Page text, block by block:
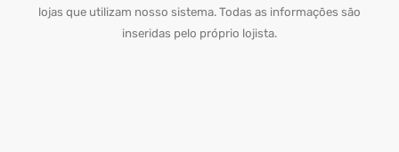
lojas que utilizam nosso sistema. Todas as informações são
inseridas pelo próprio lojista.